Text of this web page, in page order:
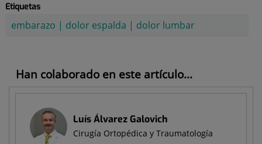
Etiquetas
embarazo | dolor espalda | dolor lumbar
Han colaborado en este artículo...
Luís Álvarez Galovich
Cirugía Ortopédica y Traumatología